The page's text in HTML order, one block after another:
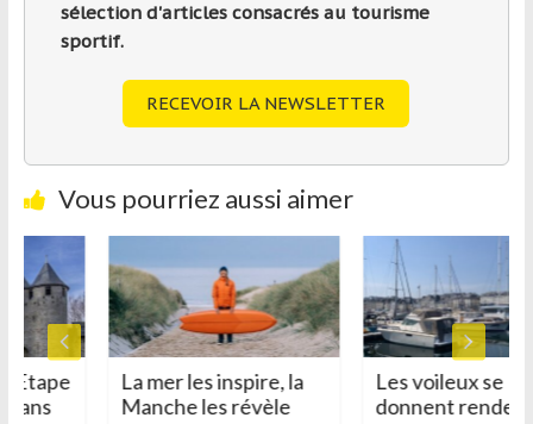
sélection d'articles consacrés au tourisme
sportif.
RECEVOIR LA NEWSLETTER
Vous pourriez aussi aimer
La mer les inspire, la
Manche les révèle
Les voileux se
donnent rendez-